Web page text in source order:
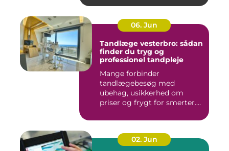
06. Jun
Tandlæge vesterbro: sådan
finder du tryg og
professionel tandpleje
Mange forbinder
tandlægebesøg med
ubehag, usikkerhed om
priser og frygt for smerter.
02. Jun